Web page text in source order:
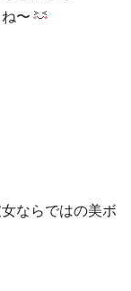
〜
ならではの美ボ